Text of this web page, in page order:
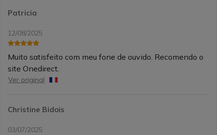
Patricia
12/08/2025
Muito satisfeito com meu fone de ouvido. Recomendo o
site Onedirect.
Ver original
Christine Bidois
03/07/2025